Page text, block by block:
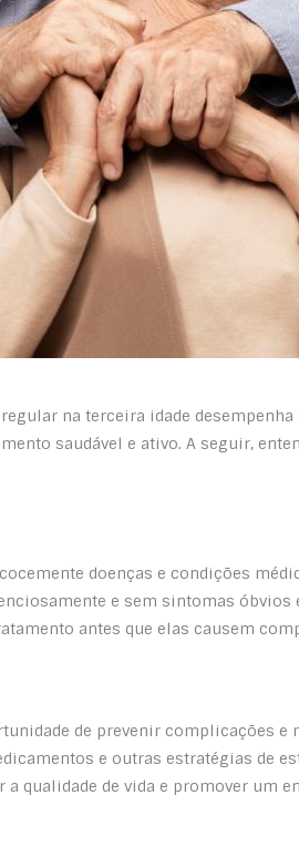
na terceira idade
saudável e ativo. A seguir,
doenças e condições
e sem sintomas
antes que elas causem
de prevenir complicações
e outras estratégias de
qualidade de vida e promover um